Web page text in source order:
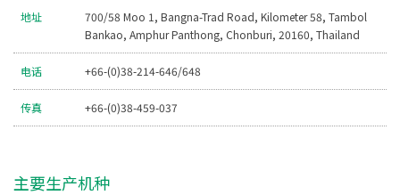
地址
700/58 Moo 1, Bangna-Trad Road, Kilometer 58, Tambol
Bankao, Amphur Panthong, Chonburi, 20160, Thailand
电话 +66-(0)38-214-646/648
传真 +66-(0)38-459-037
主要生产机种